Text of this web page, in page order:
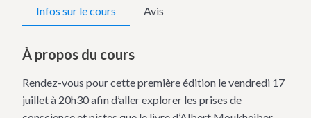
Infos sur le cours Avis
À propos du cours
Rendez-vous pour cette première édition le vendredi 17
juillet à 20h30 afin d’aller explorer les prises de